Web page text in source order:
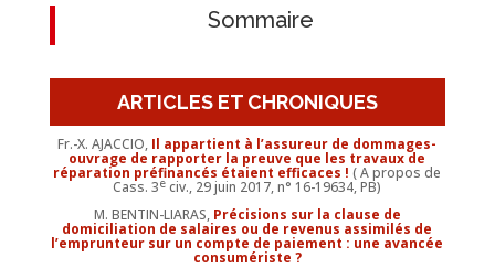
Sommaire
ARTICLES ET CHRONIQUES
Fr.-X. AJACCIO, Il appartient à l’assureur de dommages-
ouvrage de rapporter la preuve que les travaux de
réparation préfinancés étaient efficaces !( A propos de
Cass. 3e civ., 29 juin 2017, n° 16-19634, PB)
M. BENTIN-LIARAS, Précisions sur la clause de
domiciliation de salaires ou de revenus assimilés de
l’emprunteur sur un compte de paiement : une avancée
consumériste ?